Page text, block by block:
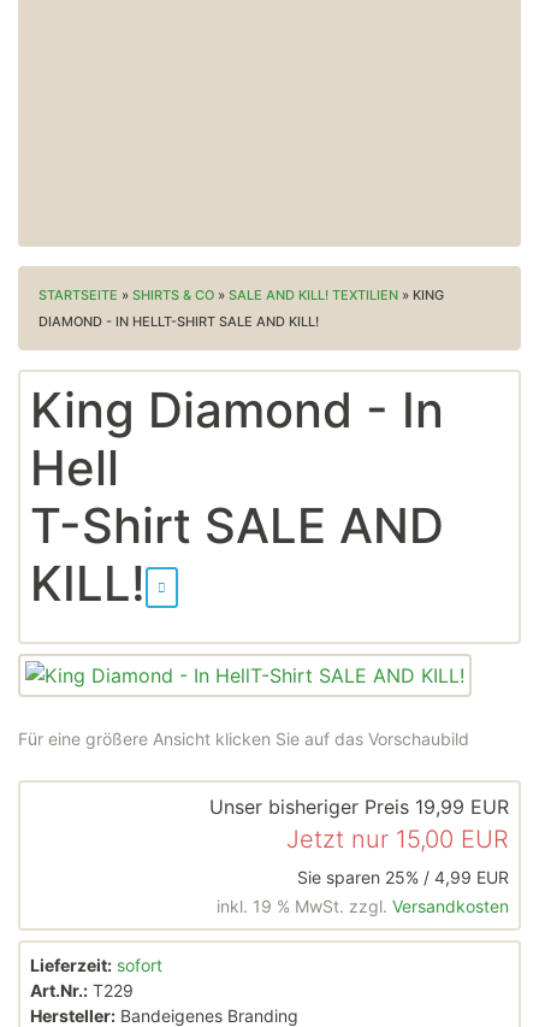
STARTSEITE » SHIRTS & CO » SALE AND KILL! TEXTILIEN » KING
DIAMOND - IN HELLT-SHIRT SALE AND KILL!
King Diamond - In
Hell
T-Shirt SALE AND
KILL!
Für eine größere Ansicht klicken Sie auf das Vorschaubild
Unser bisheriger Preis 19,99 EUR
Jetzt nur 15,00 EUR
Sie sparen 25% / 4,99 EUR
inkl. 19 % MwSt. zzgl. Versandkosten
Lieferzeit: sofort
Art.Nr.: T229
Hersteller: Bandeigenes Branding